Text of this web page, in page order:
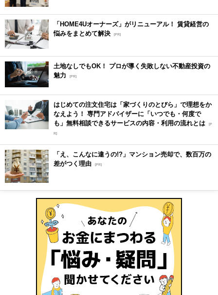
「HOME4Uオーナーズ」がリニューアル！ 賃貸経営の
悩みをまとめて解決 [PR]
土地なしでもOK！ プロが導く失敗しない不動産投資の
魅力
[PR]
はじめての注文住宅は「家づくりのとびら」で理想をか
なえよう！ 専門アドバイザーに「いつでも・何度で
も」無料相談できるサービスの内容・利用の流れとは [P
R]
「え、こんなに違うの!?」マンション売却で、数百万の
差がつく理由 [PR]